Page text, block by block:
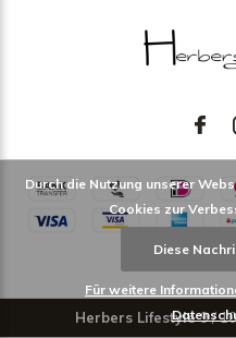
Herbers Lifestyle9/10
Durch die Nutzung unserer
Cookies zur
Diese
Für weitere